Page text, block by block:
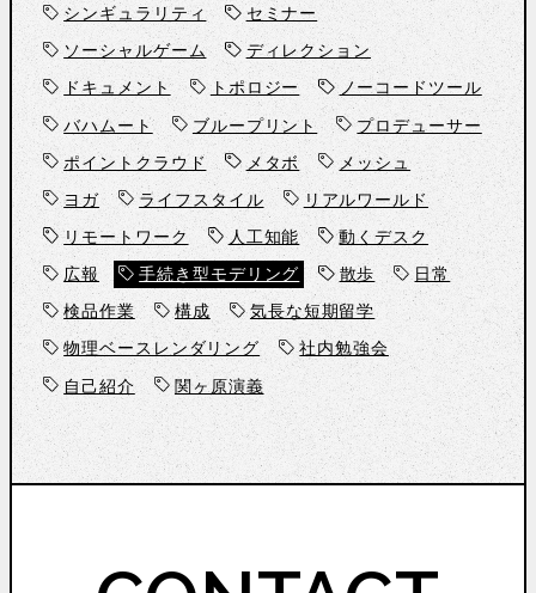
シンギュラリティ
セミナー
ソーシャルゲーム
ディレクション
ドキュメント
トポロジー
ノーコードツール
バハムート
ブループリント
プロデューサー
ポイントクラウド
メタボ
メッシュ
ヨガ
ライフスタイル
リアルワールド
リモートワーク
人工知能
動くデスク
広報
手続き型モデリング 散歩
日常
検品作業
構成
気長な短期留学
物理ベースレンダリング
社内勉強会
自己紹介
関ヶ原演義